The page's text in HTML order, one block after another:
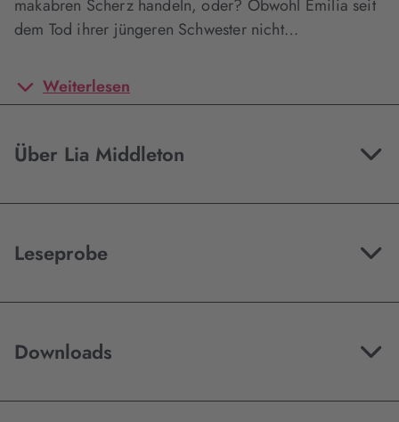
makabren Scherz handeln, oder? Obwohl Emilia seit
dem Tod ihrer jüngeren Schwester nicht…
Weiterlesen
Über Lia Middleton
Leseprobe
Downloads